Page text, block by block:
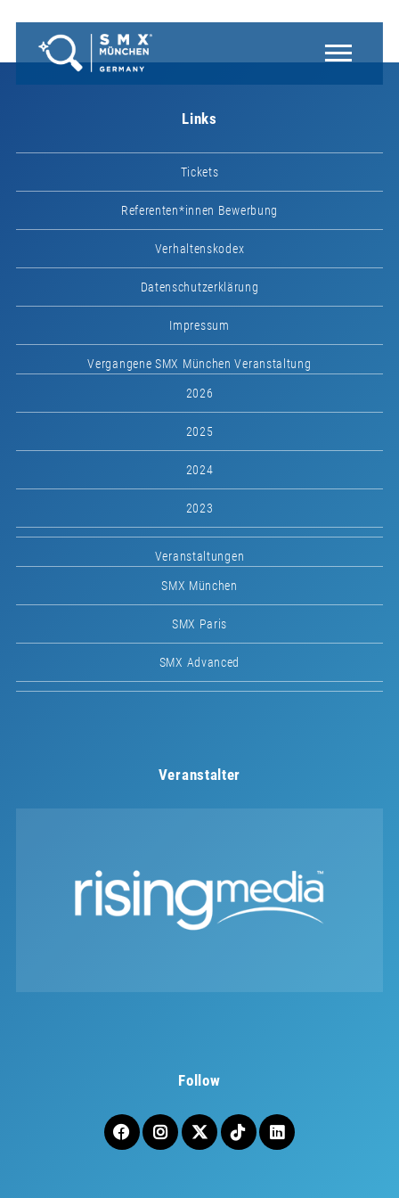
Links
Tickets
Referenten*innen Bewerbung
Verhaltenskodex
Datenschutzerklärung
Impressum
Vergangene SMX München Veranstaltung
2026
2025
2024
2023
Veranstaltungen
SMX München
SMX Paris
SMX Advanced
Veranstalter
Follow